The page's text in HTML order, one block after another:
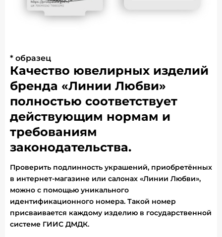
* образец
Качество ювелирных изделий
бренда «Линии Любви»
полностью соответствует
действующим нормам и
требованиям
законодательства.
Проверить подлинность украшений, приобретённых
в интернет-магазине или салонах «Линии Любви»,
можно с помощью уникального
идентификационного номера. Такой номер
присваивается каждому изделию в государственной
системе ГИИС ДМДК.